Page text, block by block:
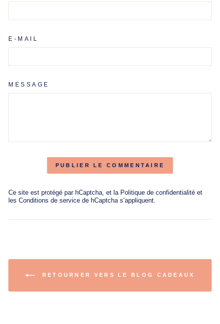
E-MAIL
MESSAGE
PUBLIER LE COMMENTAIRE
Ce site est protégé par hCaptcha, et la Politique de confidentialité et
les Conditions de service de hCaptcha s’appliquent.
RETOURNER VERS LE BLOG CADEAUX